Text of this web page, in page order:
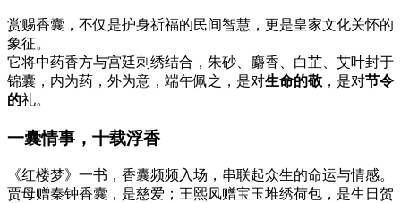
赏赐香囊，不仅是护身祈福的民间智慧，更是皇家文化关怀的
象征。
它将中药香方与宫廷刺绣结合，朱砂、麝香、白芷、艾叶封于
锦囊，内为药，外为意，端午佩之，是对生命的敬 ，是对节令
的礼。
一囊情事，十载浮香
《红楼梦》一书，香囊频频入场，串联起众生的命运与情感。
贾母赠秦钟香囊，是慈爱；王熙凤赠宝玉堆绣荷包，是生日贺